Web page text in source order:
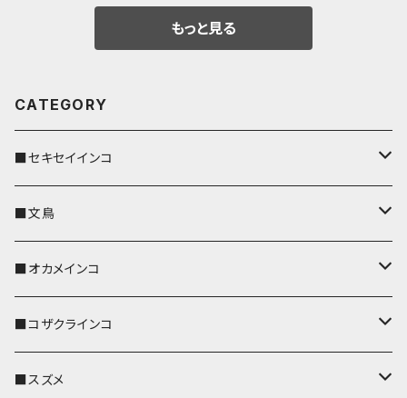
もっと見る
CATEGORY
■セキセイインコ
キーカバー
キーホルダー
パスケース
リール付きストラップ
■文鳥
キーカバー
キーホルダー
パスケース
■オカメインコ
キーカバー
キーホルダー
■コザクラインコ
キーカバー
■スズメ